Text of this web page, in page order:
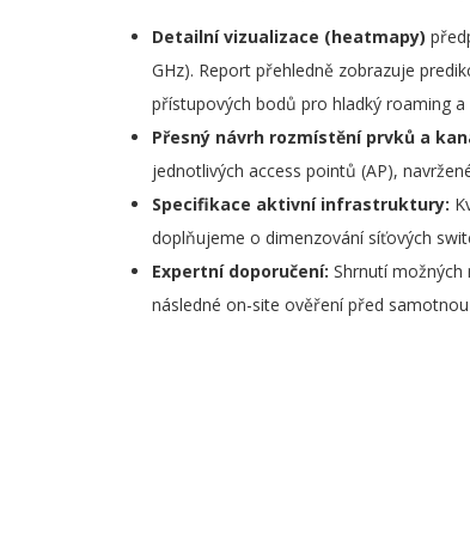
Detailní vizualizace (heatmapy)
GHz). Report přehledně zobrazuje
přístupových bodů pro hladký roaming
Přesný návrh rozmístění prvků a
jednotlivých access pointů (AP),
Specifikace aktivní infrastruktury:
doplňujeme o dimenzování síťových
Expertní doporučení: Shrnutí
následné on-site ověření před